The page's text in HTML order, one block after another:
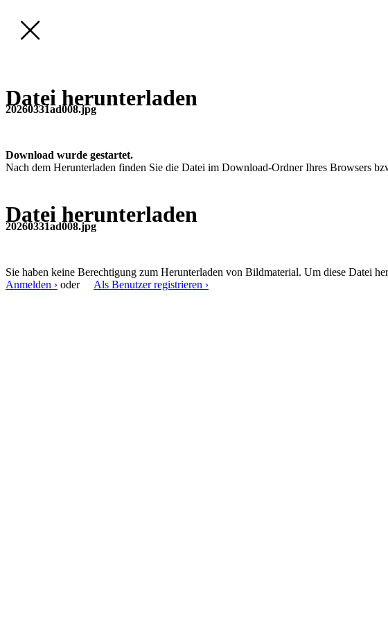
Datei herunterladen
20260331ad008.jpg
Download wurde gestartet.
Nach dem Herunterladen finden Sie die Datei im Download-Ordner Ihres Browsers
Datei herunterladen
20260331ad008.jpg
Sie haben keine Berechtigung zum Herunterladen von Bildmaterial. Um diese Datei
Anmelden › oder Als Benutzer registrieren ›